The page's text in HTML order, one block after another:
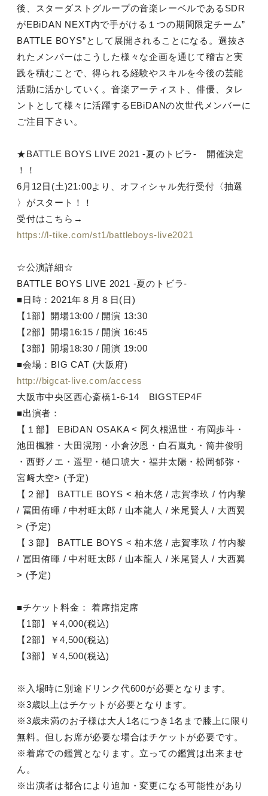
後、スターダストグループの音楽レーベルであるSDR
がEBiDAN NEXT内で手がける１つの期間限定チーム”
BATTLE BOYS”として展開されることになる。選抜さ
れたメンバーはこうした様々な企画を通じて稽古と実
践を積むことで、得られる経験やスキルを今後の芸能
活動に活かしていく。音楽アーティスト、俳優、タレ
ントとして様々に活躍するEBiDANの次世代メンバーに
ご注目下さい。
★BATTLE BOYS LIVE 2021 -夏のトビラ- 開催決定
！！
6月12日(土)21:00より、オフィシャル先行受付〈抽選
〉がスタート！！
受付はこちら→
https://l-tike.com/st1/battleboys-live2021
☆公演詳細☆
BATTLE BOYS LIVE 2021 -夏のトビラ-
■日時：2021年８月８日(日)
【1部】開場13:00 / 開演 13:30
【2部】開場16:15 / 開演 16:45
【3部】開場18:30 / 開演 19:00
■会場：BIG CAT (大阪府)
http://bigcat-live.com/access
大阪市中央区西心斎橋1-6-14 BIGSTEP4F
■出演者：
【１部】 EBiDAN OSAKA < 阿久根温世・有岡歩斗・
池田楓雅・大田滉翔・小倉汐恩・白石嵐丸・筒井俊明
・西野ノエ・遥聖・樋口琥大・福井太陽・松岡郁弥・
宮﨑大空> (予定)
【２部】 BATTLE BOYS < 柏木悠 / 志賀李玖 / 竹内黎
/ 冨田侑暉 / 中村旺太郎 / 山本龍人 / 米尾賢人 / 大西翼
> (予定)
【３部】 BATTLE BOYS < 柏木悠 / 志賀李玖 / 竹内黎
/ 冨田侑暉 / 中村旺太郎 / 山本龍人 / 米尾賢人 / 大西翼
> (予定)
■チケット料金： 着席指定席
【1部】￥4,000(税込)
【2部】￥4,500(税込)
【3部】￥4,500(税込)
※入場時に別途ドリンク代600が必要となります。
※3歳以上はチケットが必要となります。
※3歳未満のお子様は大人1名につき1名まで膝上に限り
無料。但しお席が必要な場合はチケットが必要です。
※着席での鑑賞となります。立っての鑑賞は出来ませ
ん。
※出演者は都合により追加・変更になる可能性があり